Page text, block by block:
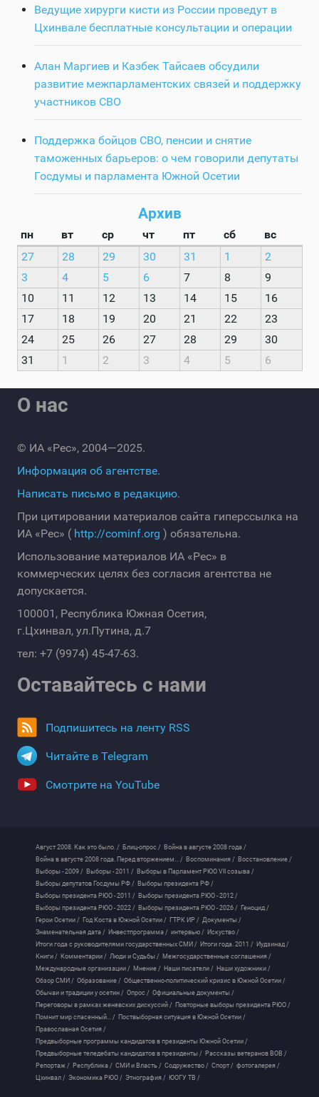
Ведущие хирурги кисти из России проведут в
Цхинвале бесплатные консультации и операции
Алан Маргиев и Казбек Тайсаев обсудили
развитие межпарламентских связей и поддержку
участников СВО
Поддержка бойцов СВО, пенсии и снятие
таможенных барьеров: о чем говорили депутаты
Госдумы и парламента Южной Осетии
Архив
пн вт ср чт пт сб
вс
27
28 29 30 31 1
2
3
4 5 6 7 8
9
10
11 12 13 14 15
16
17
18 19 20 21 22
23
24
25 26 27 28 29
30
31
1 2 3 4 5 6
О нас
© ИА «Рес», 2004—2025.
Информация об агентстве.
Написать письмо в редакцию.
При цитировании материалов сайта гиперссылка на
ИА «Рес» ( http://cominf.org ) обязательна.
Использование материалов ИА «Рес» в
коммерческих целях без согласия агентства не
допускается.
100001, Республика Южная Осетия,
г.Цхинвал, ул.Путина, д.7
тел: +7 (9974) 45-47-63.
Оставайтесь с нами
Подпишитесь на ленту RSS
Читайте в Telegram
Смотрите на YouTube
Август 2008. Как это было. / Блиц-опрос / Война в августе 2008 года /
Война в августе 2008 года. Перед вторжением... / Воспоминания / Восстановление /
Выборы - 2009 / Выборы - 2011 / Выборы в Парламент РЮО VII созыва /
Выборы депутатов Госдумы РФ / Выборы президента РФ /
Выборы президента РЮО - 2011 / Выборы президента РЮО - 2012 /
Выборы президента РЮО - 2022 / Выборы президента РЮО - 2026 / Геноцид /
Герои Осетии / Год Коста в Южной Осетии / ГТРК ИР / Документы /
Знаменательная дата / Инвестпрограмма / интервью / Искуство /
Итоги года с руководителями государственных СМИ / Итоги года. 2011 / Иудзинад /
Книги / Комментарии / Люди и Судьбы / Межгосударственные соглашения /
Международные организации / Мнение / Наши писатели / Наши художники /
Обзор СМИ / Образование / Общественно-политический кризис в Южной Осетии /
Обычаи и традиции у осетин / Опрос / Официальные документы /
Переговоры в рамках женевских дискуссий / Повторные выборы президента РЮО /
Помнит мир спасенный... / Поствыборная ситуация в Южной Осетии /
Православная Осетия /
Предвыборные программы кандидатов в президенты Южной Осетии /
Предвыборные теледебаты кандидатов в президенты / Рассказы ветеранов ВОВ /
Репортаж / Республика / СМИ и Власть / Содружество / Спорт / фотогалерея /
Цхинвал / Экономика РЮО / Этнография / ЮОГУ ТВ /